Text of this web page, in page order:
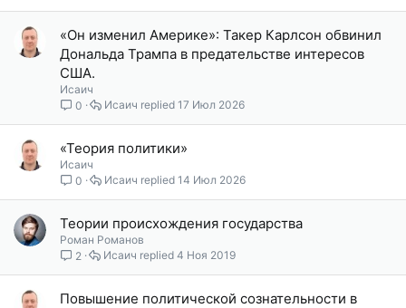
«Он изменил Америке»: Такер Карлсон обвинил
Дональда Трампа в предательстве интересов
США.
Исаич
0
17 Июл 2026
Исаич
«Теория политики»
Исаич
0
14 Июл 2026
Исаич
Теории происхождения государства
Роман Романов
2
4 Ноя 2019
Исаич
Повышение политической сознательности в